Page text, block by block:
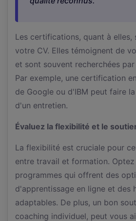
Les certifications, quant à elles,
votre CV. Elles témoignent de
et sont souvent recherchées
Par exemple, une certification
de Google ou d'IBM peut faire
d'un entretien.
Évaluez la flexibilité et le
La flexibilité est cruciale pour
entre travail et formation.
programmes qui offrent des
d'apprentissage en ligne et des
adaptables. De plus, un bon
coaching individuel, peut vous